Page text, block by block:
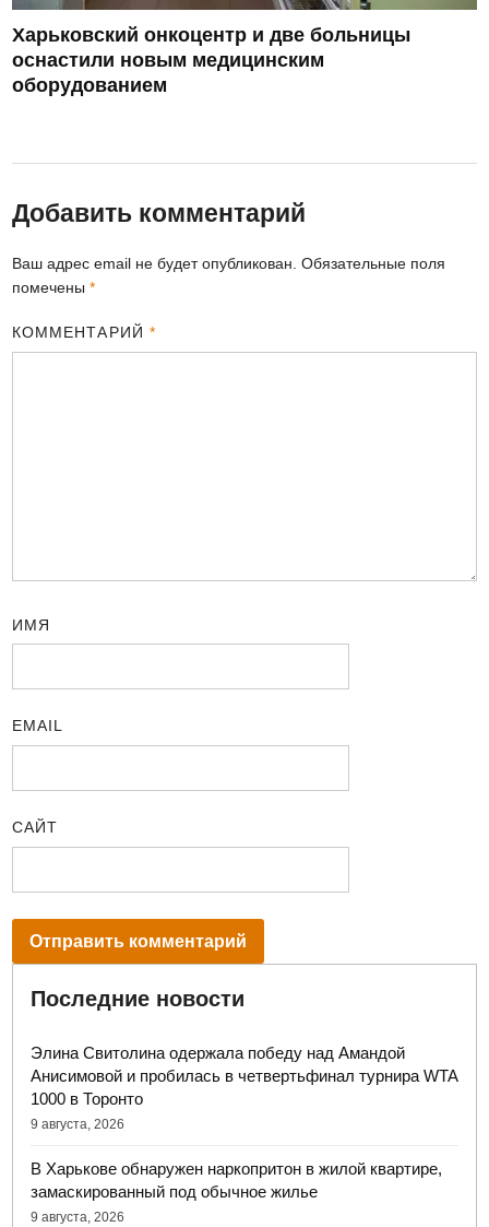
Харьковский онкоцентр и две больницы
оснастили новым медицинским
оборудованием
Добавить комментарий
Ваш адрес email не будет опубликован. Обязательные поля
помечены*
КОММЕНТАРИЙ *
ИМЯ
EMAIL
САЙТ
Последние новости
Элина Свитолина одержала победу над Амандой
Анисимовой и пробилась в четвертьфинал турнира WTA
1000 в Торонто
9 августа, 2026
В Харькове обнаружен наркопритон в жилой квартире,
замаскированный под обычное жилье
9 августа, 2026